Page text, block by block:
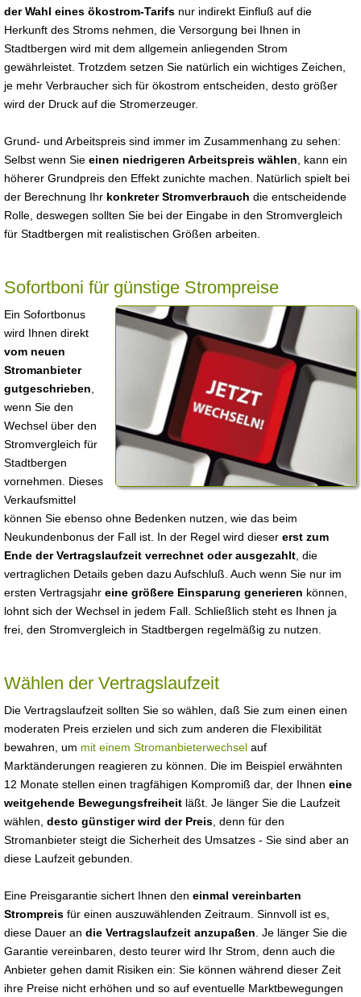
der Wahl eines ökostrom-Tarifs nur indirekt Einfluß auf die
Herkunft des Stroms nehmen, die Versorgung bei Ihnen in
Stadtbergen wird mit dem allgemein anliegenden Strom
gewährleistet. Trotzdem setzen Sie natürlich ein wichtiges Zeichen,
je mehr Verbraucher sich für ökostrom entscheiden, desto größer
wird der Druck auf die Stromerzeuger.
Grund- und Arbeitspreis sind immer im Zusammenhang zu sehen:
Selbst wenn Sie einen niedrigeren Arbeitspreis wählen , kann ein
höherer Grundpreis den Effekt zunichte machen. Natürlich spielt bei
der Berechnung Ihr konkreter Stromverbrauch die entscheidende
Rolle, deswegen sollten Sie bei der Eingabe in den Stromvergleich
für Stadtbergen mit realistischen Größen arbeiten.
Sofortboni für günstige Strompreise
Ein Sofortbonus
wird Ihnen direkt
vom neuen
Stromanbieter
gutgeschrieben
wenn Sie den
Wechsel über den
Stromvergleich für
Stadtbergen
vornehmen. Dieses
Verkaufsmittel
können Sie ebenso ohne Bedenken nutzen, wie das beim
Neukundenbonus der Fall ist. In der Regel wird dieser erst zum
Ende der Vertragslaufzeit verrechnet oder ausgezahlt , die
vertraglichen Details geben dazu Aufschluß. Auch wenn Sie nur im
ersten Vertragsjahr eine größere Einsparung generieren können,
lohnt sich der Wechsel in jedem Fall. Schließlich steht es Ihnen ja
frei, den Stromvergleich in Stadtbergen regelmäßig zu nutzen.
Wählen der Vertragslaufzeit
Die Vertragslaufzeit sollten Sie so wählen, daß Sie zum einen einen
moderaten Preis erzielen und sich zum anderen die Flexibilität
bewahren, um mit einem Stromanbieterwechsel auf
Marktänderungen reagieren zu können. Die im Beispiel erwähnten
12 Monate stellen einen tragfähigen Kompromiß dar, der Ihnen eine
weitgehende Bewegungsfreiheit läßt. Je länger Sie die Laufzeit
wählen, desto günstiger wird der Preis , denn für den
Stromanbieter steigt die Sicherheit des Umsatzes - Sie sind aber an
diese Laufzeit gebunden.
Eine Preisgarantie sichert Ihnen den einmal vereinbarten
Strompreis für einen auszuwählenden Zeitraum. Sinnvoll ist es,
diese Dauer an die Vertragslaufzeit anzupaßen . Je länger Sie die
Garantie vereinbaren, desto teurer wird Ihr Strom, denn auch die
Anbieter gehen damit Risiken ein: Sie können während dieser Zeit
ihre Preise nicht erhöhen und so auf eventuelle Marktbewegungen